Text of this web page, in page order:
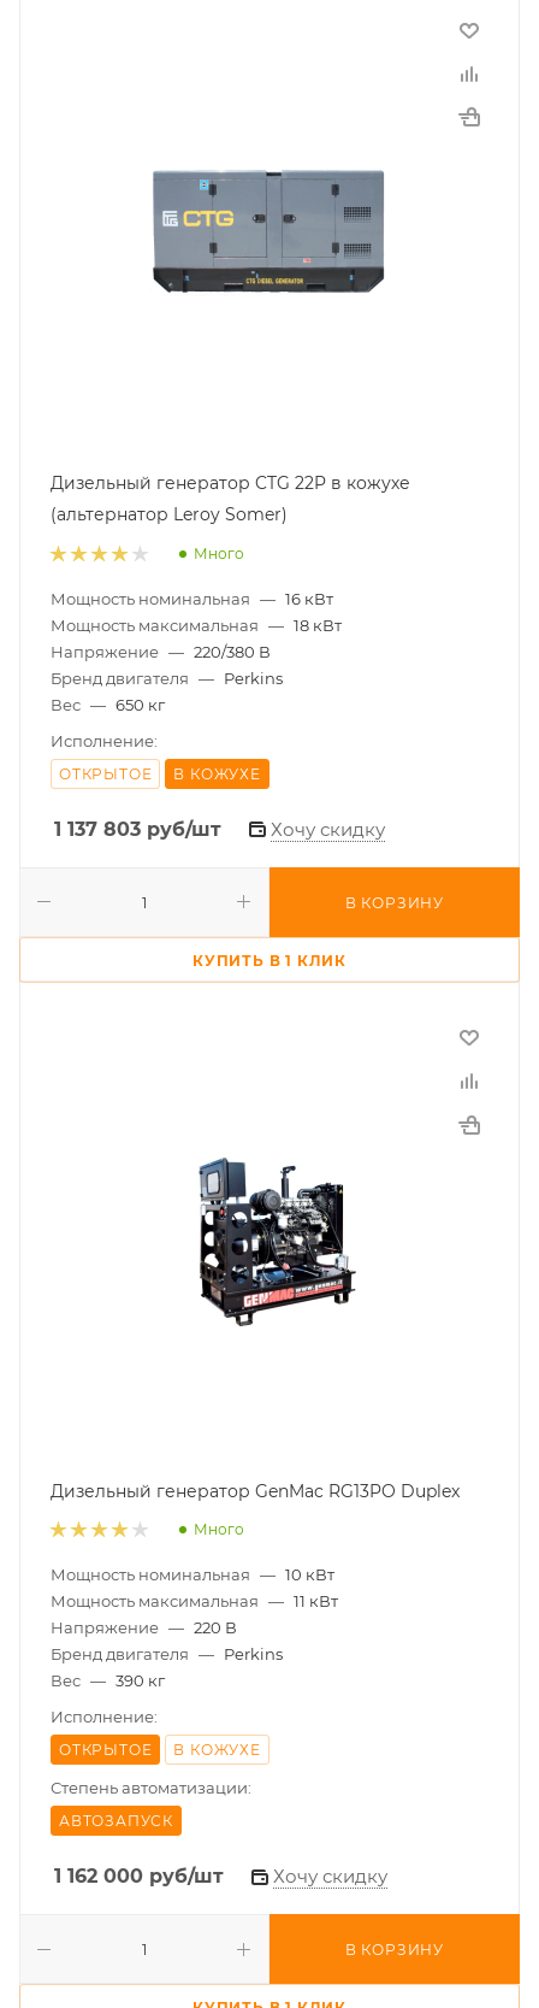
Дизельный генератор CTG 22P в кожухе
(альтернатор Leroy Somer)
Много
Мощность номинальная — 16 кВт
Мощность максимальная — 18 кВт
Напряжение — 220/380 В
Бренд двигателя — Perkins
Вес — 650 кг
Исполнение:
ОТКРЫТОЕ В КОЖУХЕ
1 137 803 руб/шт Хочу скидку
В КОРЗИНУ
КУПИТЬ В 1 КЛИК
Дизельный генератор GenMac RG13PO Duplex
Много
Мощность номинальная — 10 кВт
Мощность максимальная — 11 кВт
Напряжение — 220 В
Бренд двигателя — Perkins
Вес — 390 кг
Исполнение:
ОТКРЫТОЕ В КОЖУХЕ
Степень автоматизации:
АВТОЗАПУСК
1 162 000 руб/шт Хочу скидку
В КОРЗИНУ